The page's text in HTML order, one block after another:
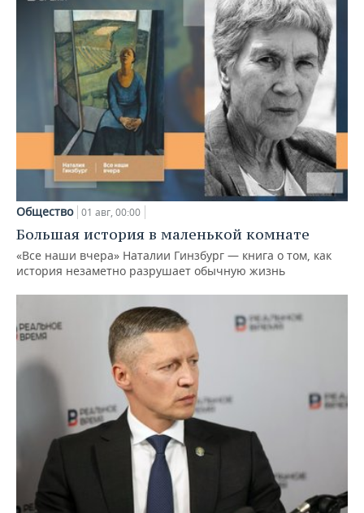
Общество 01 авг, 00:00
Большая история в маленькой комнате
«Все наши вчера» Наталии Гинзбург — книга о том, как
история незаметно разрушает обычную жизнь